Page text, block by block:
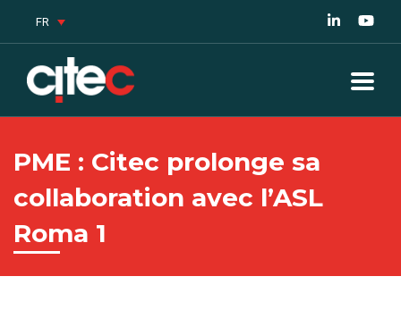
FR
PME : Citec prolonge sa
collaboration avec l’ASL
Roma 1